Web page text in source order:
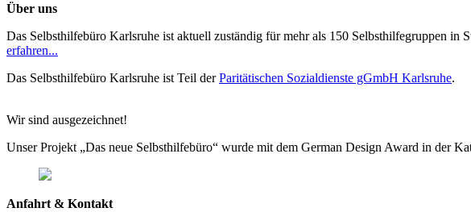
Über uns
Das Selbsthilfebüro Karlsruhe ist aktuell zuständig für mehr als 150 Selbsthilfegruppen
erfahren...
Das Selbsthilfebüro Karlsruhe ist Teil derParitätischen Sozialdienste gGmbH Karlsruhe.
Wir sind ausgezeichnet!
Unser Projekt „Das neue Selbsthilfebüro“ wurde mit dem German Design Award in der
Anfahrt & Kontakt